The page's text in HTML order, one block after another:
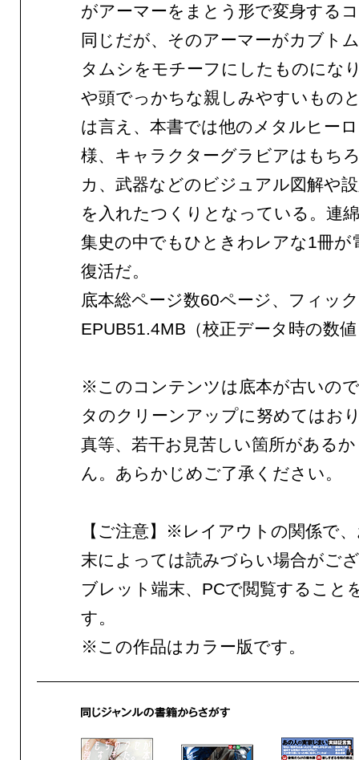
がアーマーをまとう形で変身する
同じだが、そのアーマーがカブト
タムシをモチーフにしたものにな
や頭でっかちな親しみやすいもの
は言え、本書では他のメタルヒー
様、キャラクターグラビアはもち
カ、武器などのビジュアル図解や
を入れたつくりとなっている。連
集史の中でもひときわレアな1冊が
復活だ。
底本総ページ数60ページ、フィッ
EPUB51.4MB（校正データ時の数
※このコンテンツは底本が古いの
タのクリーンアップに努めてはお
真等、若干お見苦しい箇所がある
ん。あらかじめご了承ください。
【ご注意】※レイアウトの関係で
末によっては読みづらい場合がご
ブレット端末、PCで閲覧すること
す。
※この作品はカラー版です。